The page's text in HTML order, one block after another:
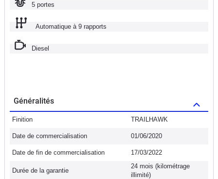
5 portes
Automatique à 9 rapports
Diesel
Généralités
Finition TRAILHAWK
Date de commercialisation 01/06/2020
Date de fin de commercialisation 17/03/2022
Durée de la garantie
24 mois (kilométrage
illimité)